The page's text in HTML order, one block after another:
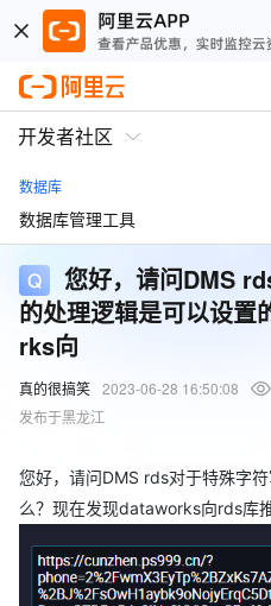
开发者社区
数据库
数据库管理工具
您好，请问DMS
的处理逻辑是可以设
rks向
真的很搞笑 2023-06-28 16:50:08
发布于黑龙江
您好，请问DMS rds对于特殊字
么？现在发现dataworks向rds库